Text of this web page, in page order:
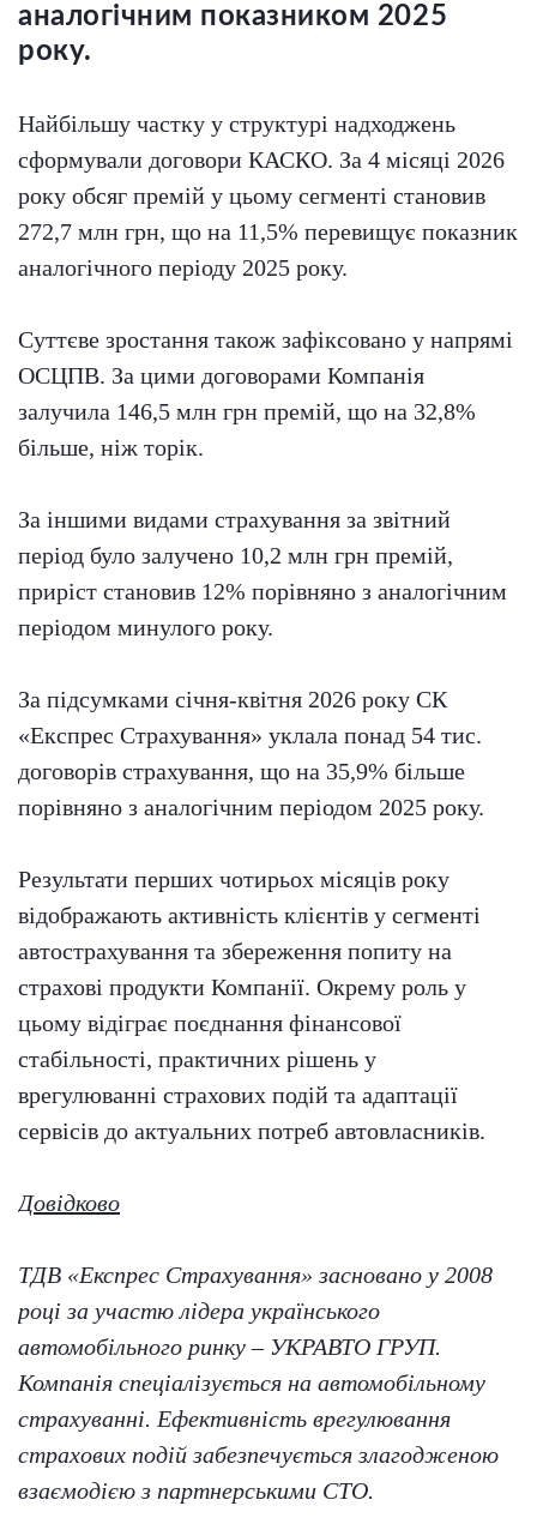
аналогічним показником 2025
року.
Найбільшу частку у структурі надходжень
сформували договори КАСКО. За 4 місяці 2026
року обсяг премій у цьому сегменті становив
272,7 млн грн, що на 11,5% перевищує показник
аналогічного періоду 2025 року.
Суттєве зростання також зафіксовано у напрямі
ОСЦПВ. За цими договорами Компанія
залучила 146,5 млн грн премій, що на 32,8%
більше, ніж торік.
За іншими видами страхування за звітний
період було залучено 10,2 млн грн премій,
приріст становив 12% порівняно з аналогічним
періодом минулого року.
За підсумками січня-квітня 2026 року СК
«Експрес Страхування» уклала понад 54 тис.
договорів страхування, що на 35,9% більше
порівняно з аналогічним періодом 2025 року.
Результати перших чотирьох місяців року
відображають активність клієнтів у сегменті
автострахування та збереження попиту на
страхові продукти Компанії. Окрему роль у
цьому відіграє поєднання фінансової
стабільності, практичних рішень у
врегулюванні страхових подій та адаптації
сервісів до актуальних потреб автовласників.
Довідково
ТДВ «Експрес Страхування» засновано у 2008
році за участю лідера українського
автомобільного ринку – УКРАВТО ГРУП.
Компанія спеціалізується на автомобільному
страхуванні. Ефективність врегулювання
страхових подій забезпечується злагодженою
взаємодією з партнерськими СТО.